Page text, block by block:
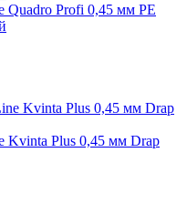
Quadro Profi 0,45 мм PE
Kvinta Plus 0,45 мм Drap